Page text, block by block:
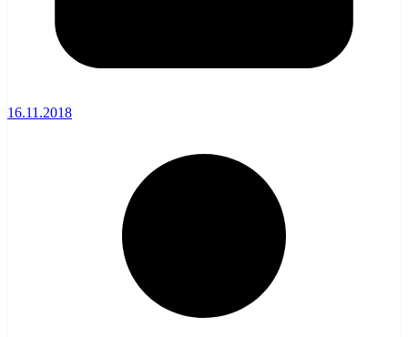
16.11.2018